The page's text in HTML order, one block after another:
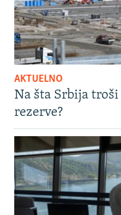
AKTUELNO
Na šta Srbija
rezerve?